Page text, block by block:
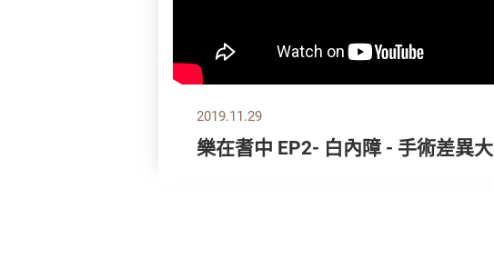
2019.11.29
樂在耆中 EP2- 白內障 - 手術差異大